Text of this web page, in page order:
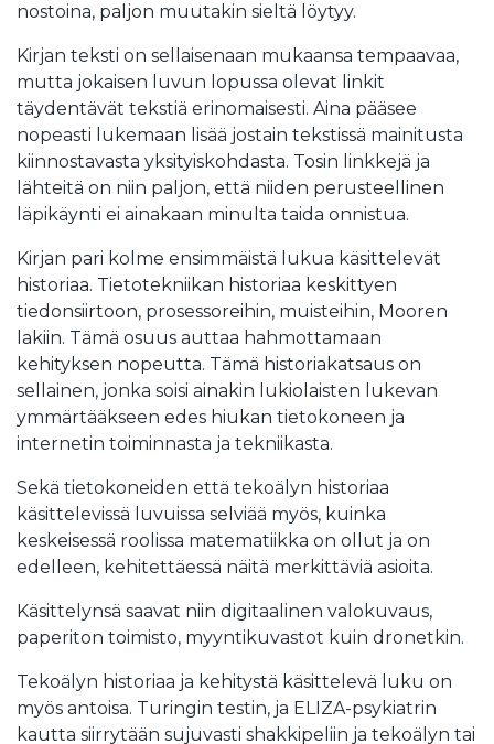
nostoina, paljon muutakin sieltä löytyy.
Kirjan teksti on sellaisenaan mukaansa tempaavaa,
mutta jokaisen luvun lopussa olevat linkit
täydentävät tekstiä erinomaisesti. Aina pääsee
nopeasti lukemaan lisää jostain tekstissä mainitusta
kiinnostavasta yksityiskohdasta. Tosin linkkejä ja
lähteitä on niin paljon, että niiden perusteellinen
läpikäynti ei ainakaan minulta taida onnistua.
Kirjan pari kolme ensimmäistä lukua käsittelevät
historiaa. Tietotekniikan historiaa keskittyen
tiedonsiirtoon, prosessoreihin, muisteihin, Mooren
lakiin. Tämä osuus auttaa hahmottamaan
kehityksen nopeutta. Tämä historiakatsaus on
sellainen, jonka soisi ainakin lukiolaisten lukevan
ymmärtääkseen edes hiukan tietokoneen ja
internetin toiminnasta ja tekniikasta.
Sekä tietokoneiden että tekoälyn historiaa
käsittelevissä luvuissa selviää myös, kuinka
keskeisessä roolissa matematiikka on ollut ja on
edelleen, kehitettäessä näitä merkittäviä asioita.
Käsittelynsä saavat niin digitaalinen valokuvaus,
paperiton toimisto, myyntikuvastot kuin dronetkin.
Tekoälyn historiaa ja kehitystä käsittelevä luku on
myös antoisa. Turingin testin, ja ELIZA-psykiatrin
kautta siirrytään sujuvasti shakkipeliin ja tekoälyn tai